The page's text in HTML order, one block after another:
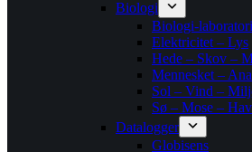
Biologi
Biologi-
Elektricitet – Lys
Hede – Skov –
Mennesket –
Sol – Vind –
Sø – Mose – Hav
Datalogger
Globisens